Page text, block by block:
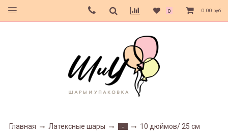
0 0.00 руб
Главная Латексные шары - 10 дюймов/ 25 см